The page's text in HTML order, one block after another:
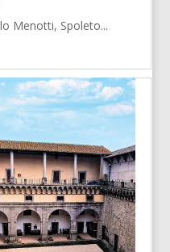
Menotti, Spoleto...